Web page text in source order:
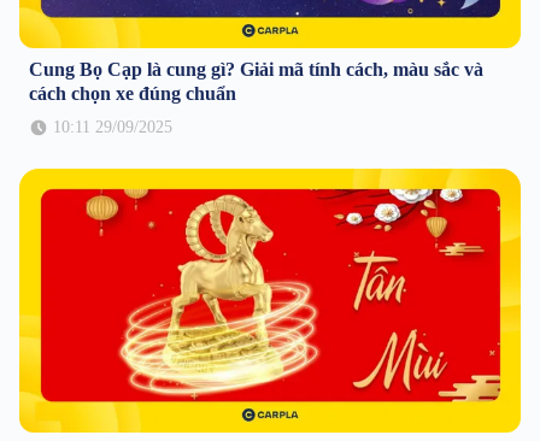
Cung Bọ Cạp là cung gì? Giải mã tính cách, màu sắc và
cách chọn xe đúng chuẩn
10:11 29/09/2025